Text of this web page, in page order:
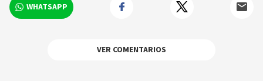
WHATSAPP
VER COMENTARIOS